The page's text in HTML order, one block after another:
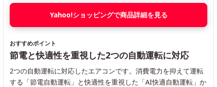
Yahoo!ショッピングで商品詳細を見る
おすすめポイント
節電と快適性を重視した2つの自動運転に対応
2つの自動運転に対応したエアコンです。消費電力を抑えて運転
する「節電自動運転」と快適性を重視した「AI快適自動運転」か